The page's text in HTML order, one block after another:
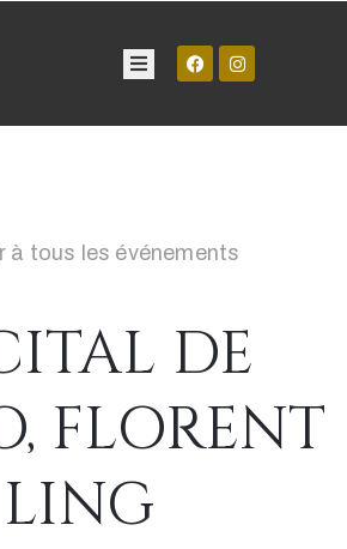
à tous les événements
DE
FLORENT
LING